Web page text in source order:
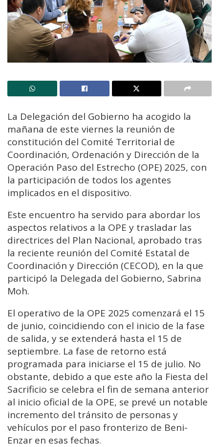
La Delegación del Gobierno ha acogido la
mañana de este viernes la reunión de
constitución del Comité Territorial de
Coordinación, Ordenación y Dirección de la
Operación Paso del Estrecho (OPE) 2025, con
la participación de todos los agentes
implicados en el dispositivo.
Este encuentro ha servido para abordar los
aspectos relativos a la OPE y trasladar las
directrices del Plan Nacional, aprobado tras
la reciente reunión del Comité Estatal de
Coordinación y Dirección (CECOD), en la que
participó la Delegada del Gobierno, Sabrina
Moh.
El operativo de la OPE 2025 comenzará el 15
de junio, coincidiendo con el inicio de la fase
de salida, y se extenderá hasta el 15 de
septiembre. La fase de retorno está
programada para iniciarse el 15 de julio. No
obstante, debido a que este año la Fiesta del
Sacrificio se celebra el fin de semana anterior
al inicio oficial de la OPE, se prevé un notable
incremento del tránsito de personas y
vehículos por el paso fronterizo de Beni-
Enzar en esas fechas.